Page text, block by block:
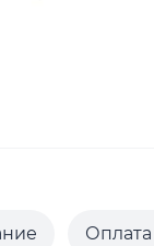
Оплата